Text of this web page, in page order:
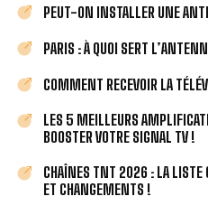
PEUT-ON INSTALLER UNE
PARIS : À QUOI SERT
COMMENT RECEVOIR LA
LES 5 MEILLEURS
BOOSTER VOTRE SIGNAL TV !
CHAÎNES TNT 2026 : LA LISTE
ET CHANGEMENTS !